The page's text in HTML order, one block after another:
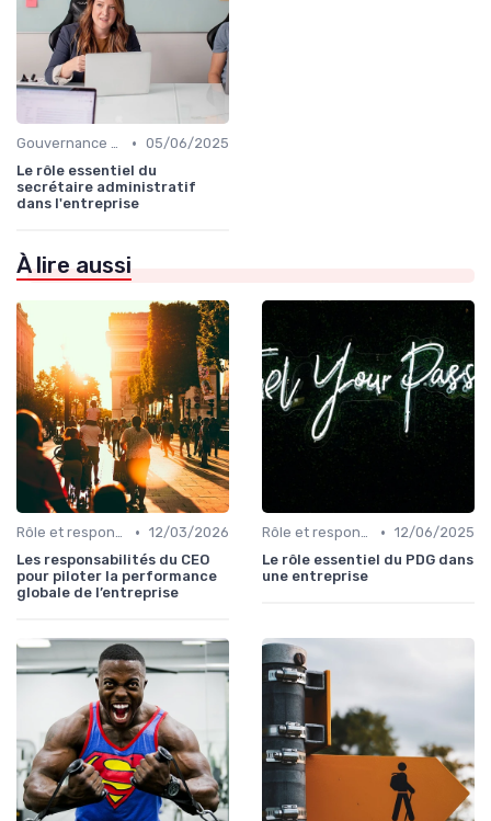
Gouvernance d’entreprise • 05/06/2025
Le rôle essentiel du
secrétaire administratif
dans l'entreprise
À lire aussi
Rôle et responsabilités du CEO • 12/03/2026
Les responsabilités du CEO
pour piloter la performance
globale de l’entreprise
Rôle et responsabilités du CEO • 12/06/2025
Le rôle essentiel du PDG dans
une entreprise